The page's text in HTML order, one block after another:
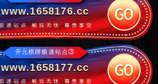
www.1658176.cc
开元棋牌极速站点③
www.1658177.cc